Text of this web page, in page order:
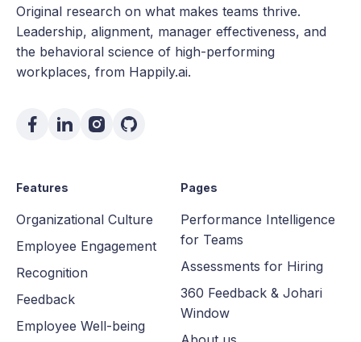
Original research on what makes teams thrive.
Leadership, alignment, manager effectiveness, and
the behavioral science of high-performing
workplaces, from Happily.ai.
Features
Organizational Culture
Employee Engagement
Recognition
Feedback
Employee Well-being
Pages
Performance Intelligence
for Teams
Assessments for Hiring
360 Feedback & Johari
Window